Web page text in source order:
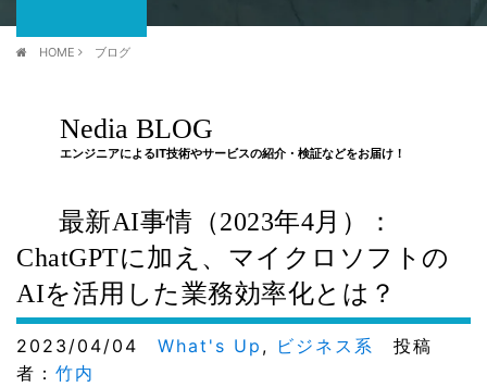
HOME ブログ
Nedia BLOG
エンジニアによるIT技術やサービスの紹介・検証などをお届け！
最新AI事情（2023年4月）：
ChatGPTに加え、マイクロソフトの
AIを活用した業務効率化とは？
2023/04/04 What's Up , ビジネス系 投稿
者： 竹内